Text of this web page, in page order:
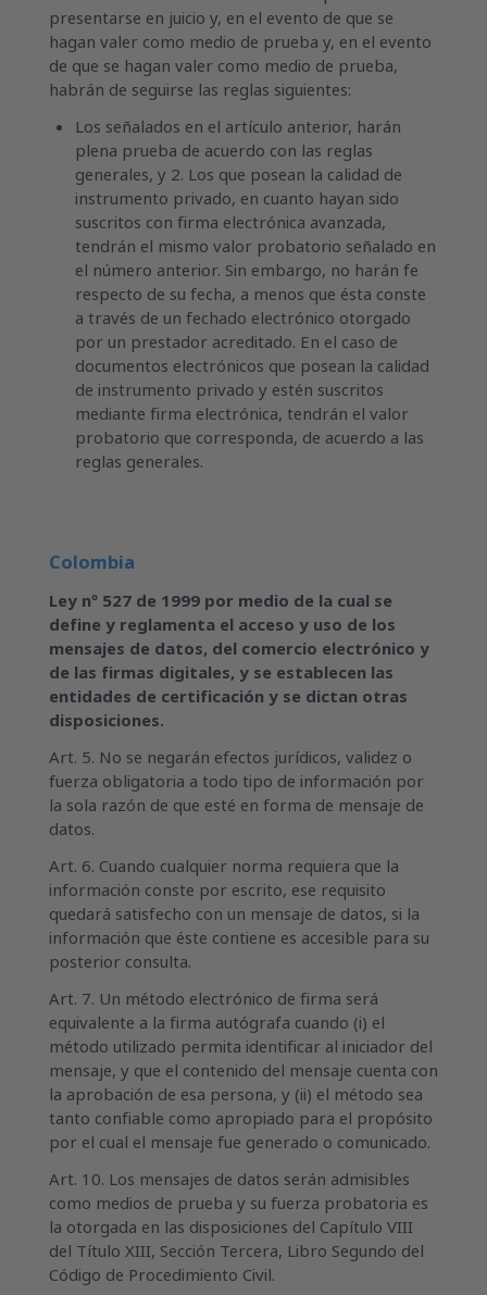
presentarse en juicio y, en el evento de que se
hagan valer como medio de prueba y, en el evento
de que se hagan valer como medio de prueba,
habrán de seguirse las reglas siguientes:
Los señalados en el artículo anterior, harán
plena prueba de acuerdo con las reglas
generales, y 2. Los que posean la calidad de
instrumento privado, en cuanto hayan sido
suscritos con firma electrónica avanzada,
tendrán el mismo valor probatorio señalado en
el número anterior. Sin embargo, no harán fe
respecto de su fecha, a menos que ésta conste
a través de un fechado electrónico otorgado
por un prestador acreditado. En el caso de
documentos electrónicos que posean la calidad
de instrumento privado y estén suscritos
mediante firma electrónica, tendrán el valor
probatorio que corresponda, de acuerdo a las
reglas generales.
Colombia
Ley nº 527 de 1999 por medio de la cual se
define y reglamenta el acceso y uso de los
mensajes de datos, del comercio electrónico y
de las firmas digitales, y se establecen las
entidades de certificación y se dictan otras
disposiciones.
Art. 5. No se negarán efectos jurídicos, validez o
fuerza obligatoria a todo tipo de información por
la sola razón de que esté en forma de mensaje de
datos.
Art. 6. Cuando cualquier norma requiera que la
información conste por escrito, ese requisito
quedará satisfecho con un mensaje de datos, si la
información que éste contiene es accesible para su
posterior consulta.
Art. 7. Un método electrónico de firma será
equivalente a la firma autógrafa cuando (i) el
método utilizado permita identificar al iniciador del
mensaje, y que el contenido del mensaje cuenta con
la aprobación de esa persona, y (ii) el método sea
tanto confiable como apropiado para el propósito
por el cual el mensaje fue generado o comunicado.
Art. 10. Los mensajes de datos serán admisibles
como medios de prueba y su fuerza probatoria es
la otorgada en las disposiciones del Capítulo VIII
del Título XIII, Sección Tercera, Libro Segundo del
Código de Procedimiento Civil.